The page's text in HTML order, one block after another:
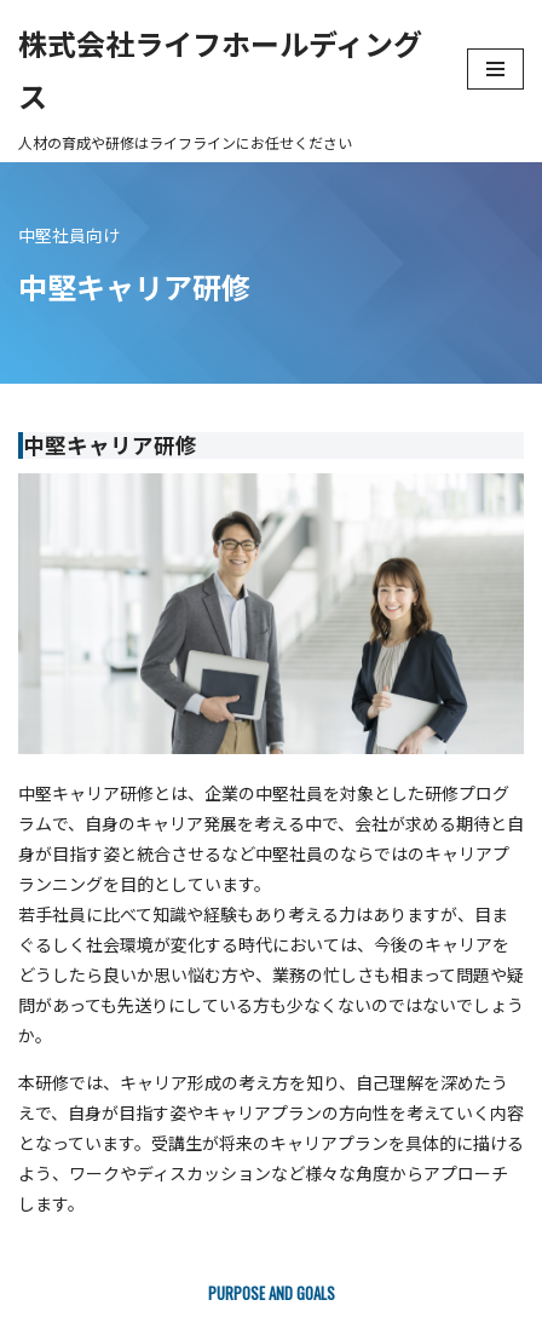
コ
ン
ン
ス
キ
ッ
株式会社ライフホールディング
ス
中堅社員向け
中堅キャリア研修
中堅キャリア研修
中堅キャリア研修とは、企業の中堅社員を対象とした研修プログ
ラムで、自身のキャリア発展を考える中で、会社が求める期待と自
身が目指す姿と統合させるなど中堅社員のならではのキャリアプ
ランニングを目的としています。
若手社員に比べて知識や経験もあり考える力はありますが、目ま
ぐるしく社会環境が変化する時代においては、今後のキャリアを
どうしたら良いか思い悩む方や、業務の忙しさも相まって問題や疑
問があっても先送りにしている方も少なくないのではないでしょう
か。
本研修では、キャリア形成の考え方を知り、自己理解を深めたう
えで、自身が目指す姿やキャリアプランの方向性を考えていく内容
となっています。受講生が将来のキャリアプランを具体的に描ける
よう、ワークやディスカッションなど様々な角度からアプローチ
します。
PURPOSE AND GOALS